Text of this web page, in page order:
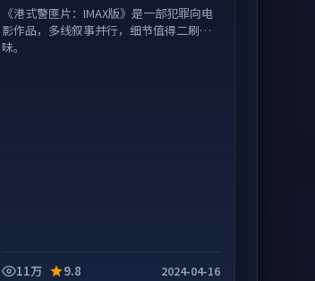
《港式警匪片：IMAX版》是一部犯罪向电
影作品，多线叙事并行，细节值得二刷回
味。
11万 9.8 2024-04-16